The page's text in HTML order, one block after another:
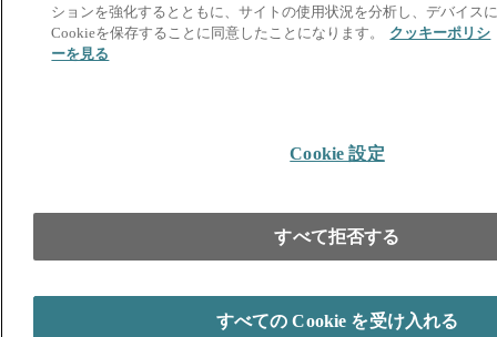
ションを強化するとともに、サイトの使用状況を分析し、デバイス
Cookieを保存することに同意したことになります。
クッキーポリシ
ーを見る
Cookie 設定
すべて拒否する
すべての Cookie を受け入れる